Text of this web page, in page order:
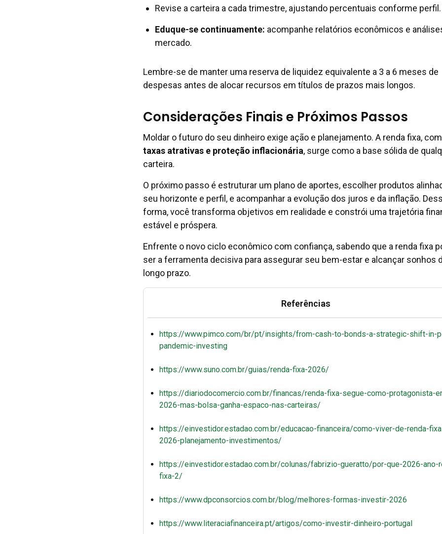
Revise a carteira a cada trimestre, ajustando percentuais conforme perfil.
Eduque-se continuamente: acompanhe relatórios econômicos e
mercado.
Lembre-se de manter uma reserva de liquidez equivalente a 3 a 6 meses de
despesas antes de alocar recursos em títulos de prazos mais longos.
Considerações Finais e Próximos Passos
Moldar o futuro do seu dinheiro exige ação e planejamento. A renda fixa,
taxas atrativas e proteção inflacionária, surge como a base sólida de
carteira.
O próximo passo é estruturar um plano de aportes, escolher produtos
seu horizonte e perfil, e acompanhar a evolução dos juros e da inflação.
forma, você transforma objetivos em realidade e constrói uma trajetória
estável e próspera.
Enfrente o novo ciclo econômico com confiança, sabendo que a renda fixa
ser a ferramenta decisiva para assegurar seu bem-estar e alcançar sonhos
longo prazo.
Referências
https://www.pimco.com/br/pt/insights/from-cash-to-bonds-a-strategic-shift-in-
pandemic-investing
https://www.suno.com.br/guias/renda-fixa-2026/
https://diariodocomercio.com.br/financas/renda-fixa-segue-como-protagonista-
2026-mas-bolsa-ganha-espaco-nas-carteiras/
https://einvestidor.estadao.com.br/educacao-financeira/como-viver-de-renda-
2026-planejamento-investimentos/
https://einvestidor.estadao.com.br/colunas/fabrizio-gueratto/por-que-2026-ano-
fixa-2/
https://www.dpconsorcios.com.br/blog/melhores-formas-investir-2026
https://www.literaciafinanceira.pt/artigos/como-investir-dinheiro-portugal